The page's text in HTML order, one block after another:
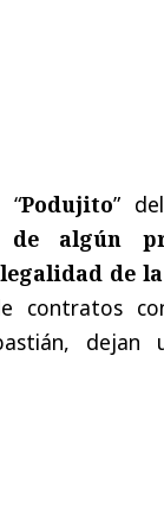
“Podujito”
de algún
de
contratos